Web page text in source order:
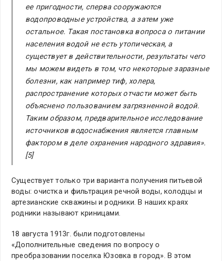
ее пригодности, сперва сооружаются
водопроводные устройства, а затем уже
остальное. Такая постановка вопроса о питании
населения водой не есть утопическая, а
существует в действительности, результаты чего
мы можем видеть в том, что некоторые заразные
болезни, как например тиф, холера,
распространение которых отчасти может быть
объяснено пользованием загрязненной водой.
Таким образом, предварительное исследование
источников водоснабжения является главным
фактором в деле охранения народного здравия».
[5]
Существует только три варианта получения питьевой
воды: очистка и фильтрация речной воды, колодцы и
артезианские скважины и родники. В наших краях
родники называют криницами.
18 августа 1913г. были подготовлены
«Дополнительные сведения по вопросу о
преобразовании поселка Юзовка в город». В этом